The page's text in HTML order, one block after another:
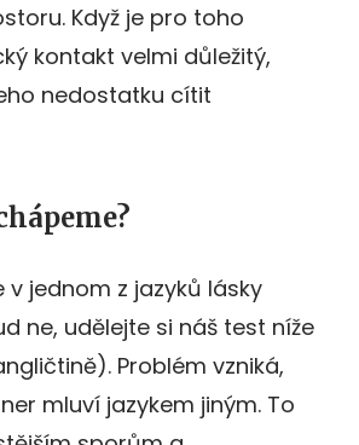
Když je pro toho
kontakt velmi důležitý,
nedostatku cítit
v jednom z jazyků lásky
ne, udělejte si náš test níže
Problém vzniká,
mluví jazykem jiným. To